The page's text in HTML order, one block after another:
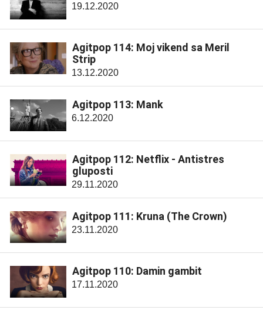
19.12.2020
Agitpop 114: Moj vikend sa Meril
Strip
13.12.2020
Agitpop 113: Mank
6.12.2020
Agitpop 112: Netflix - Antistres
gluposti
29.11.2020
Agitpop 111: Kruna (The Crown)
23.11.2020
Agitpop 110: Damin gambit
17.11.2020